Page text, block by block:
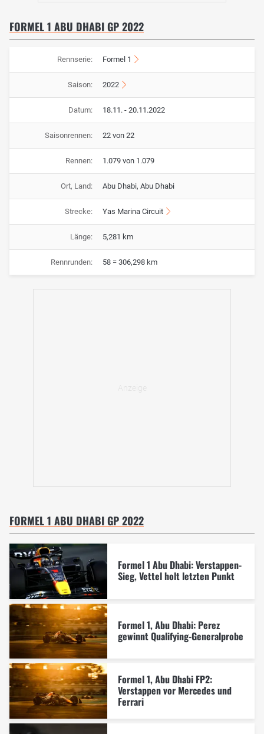
FORMEL 1 ABU DHABI GP 2022
Rennserie: Formel 1
Saison: 2022
Datum: 18.11. - 20.11.2022
Saisonrennen: 22 von 22
Rennen: 1.079 von 1.079
Ort, Land: Abu Dhabi, Abu Dhabi
Strecke: Yas Marina Circuit
Länge: 5,281 km
Rennrunden: 58 = 306,298 km
FORMEL 1 ABU DHABI GP 2022
Formel 1 Abu Dhabi: Verstappen-
Sieg, Vettel holt letzten Punkt
Formel 1, Abu Dhabi: Perez
gewinnt Qualifying-Generalprobe
Formel 1, Abu Dhabi FP2:
Verstappen vor Mercedes und
Ferrari